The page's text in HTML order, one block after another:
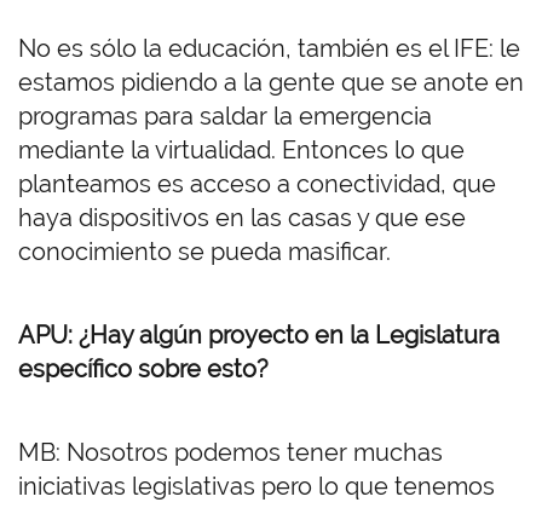
No es sólo la educación, también es el IFE: le
estamos pidiendo a la gente que se anote en
programas para saldar la emergencia
mediante la virtualidad. Entonces lo que
planteamos es acceso a conectividad, que
haya dispositivos en las casas y que ese
conocimiento se pueda masificar.
APU: ¿Hay algún proyecto en la Legislatura
específico sobre esto?
MB: Nosotros podemos tener muchas
iniciativas legislativas pero lo que tenemos